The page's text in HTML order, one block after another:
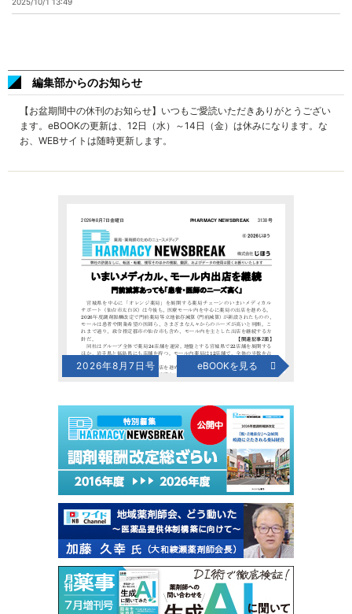
編集部からのお知らせ
【お盆期間中の休刊のお知らせ】いつもご愛読いただきありがとうござい
ます。eBOOKの更新は、12日（水）～14日（金）は休みになります。な
お、WEBサイトは随時更新します。
2026年8月7日号 eBOOKを見る